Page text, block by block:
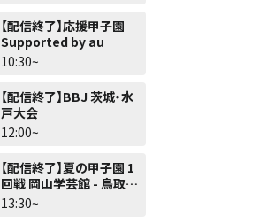
【配信終了】応援甲子園
Supported by au
10:30~
【配信終了】BBJ 茨城・水
戸大会
12:00~
【配信終了】夏の甲子園 1
回戦 岡山学芸館 - 鳥取城
北
13:30~